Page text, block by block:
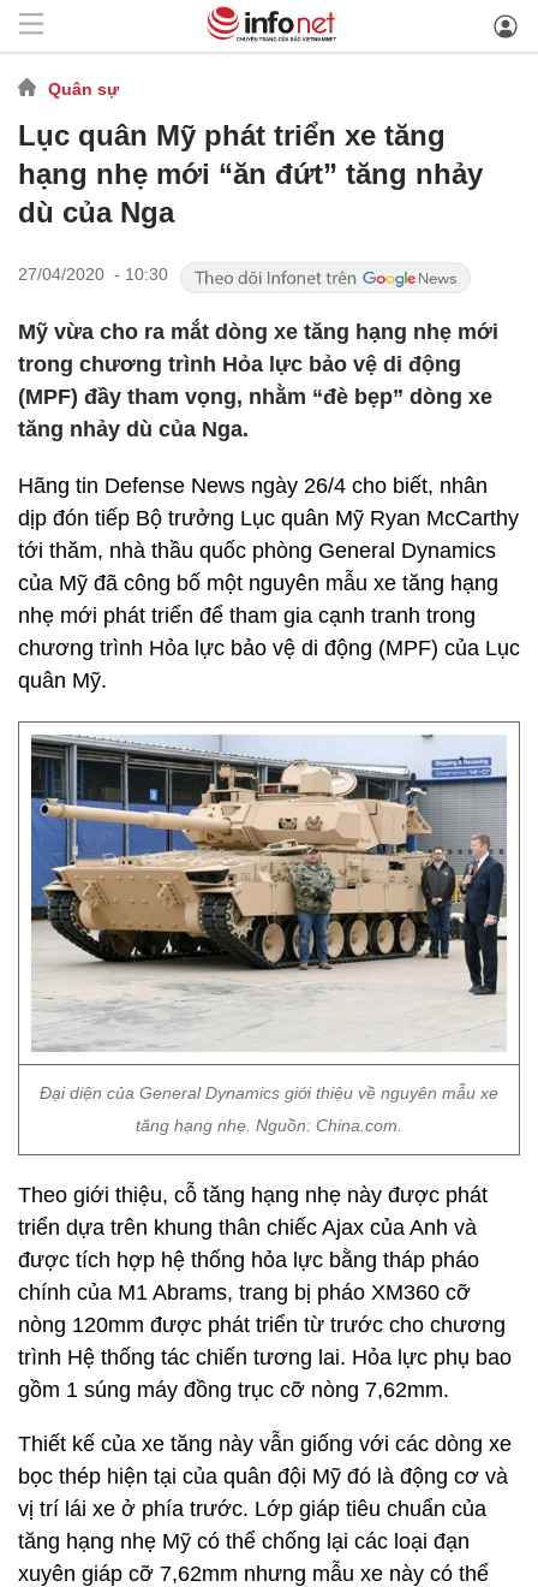
Quân sự
Lục quân Mỹ phát triển xe tăng
hạng nhẹ mới “ăn đứt” tăng nhảy
dù của Nga
27/04/2020 - 10:30
Mỹ vừa cho ra mắt dòng xe tăng hạng nhẹ mới
trong chương trình Hỏa lực bảo vệ di động
(MPF) đầy tham vọng, nhằm “đè bẹp” dòng xe
tăng nhảy dù của Nga.
Hãng tin Defense News ngày 26/4 cho biết, nhân
dịp đón tiếp Bộ trưởng Lục quân Mỹ Ryan McCarthy
tới thăm, nhà thầu quốc phòng General Dynamics
của Mỹ đã công bố một nguyên mẫu xe tăng hạng
nhẹ mới phát triển để tham gia cạnh tranh trong
chương trình Hỏa lực bảo vệ di động (MPF) của Lục
quân Mỹ.
Đại diện của General Dynamics giới thiệu về nguyên mẫu xe
tăng hạng nhẹ. Nguồn: China.com.
Theo giới thiệu, cỗ tăng hạng nhẹ này được phát
triển dựa trên khung thân chiếc Ajax của Anh và
được tích hợp hệ thống hỏa lực bằng tháp pháo
chính của M1 Abrams, trang bị pháo XM360 cỡ
nòng 120mm được phát triển từ trước cho chương
trình Hệ thống tác chiến tương lai. Hỏa lực phụ bao
gồm 1 súng máy đồng trục cỡ nòng 7,62mm.
Thiết kế của xe tăng này vẫn giống với các dòng xe
bọc thép hiện tại của quân đội Mỹ đó là động cơ và
vị trí lái xe ở phía trước. Lớp giáp tiêu chuẩn của
tăng hạng nhẹ Mỹ có thể chống lại các loại đạn
xuyên giáp cỡ 7,62mm nhưng mẫu xe này có thể